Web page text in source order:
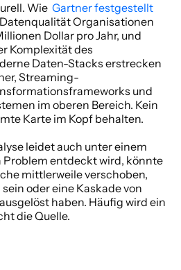
Wie Gartner festgestellt
Organisationen
Dollar pro Jahr, und
Komplexität des
Daten-Stacks erstrecken
Streaming-
und
im oberen Bereich. Kein
Karte im Kopf behalten.
leidet auch unter einem
Problem entdeckt wird, könnte
mittlerweile verschoben,
oder eine Kaskade von
haben. Häufig wird ein
die Quelle.